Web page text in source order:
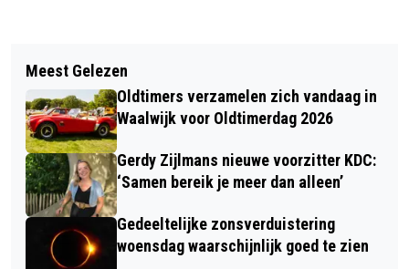
GROTE BOOM BEZWIJKT TIJDENS
STORMACHTIGE AVOND IN WASPIK
VERENIGINGEN EN MAKERS KRIJGEN
PODIUM TIJDENS CULTUUR FESTIVAL
OP 19 SEPTEMBER
Meest Gelezen
Oldtimers verzamelen zich vandaag in
Waalwijk voor Oldtimerdag 2026
Gerdy Zijlmans nieuwe voorzitter KDC:
‘Samen bereik je meer dan alleen’
Gedeeltelijke zonsverduistering
woensdag waarschijnlijk goed te zien